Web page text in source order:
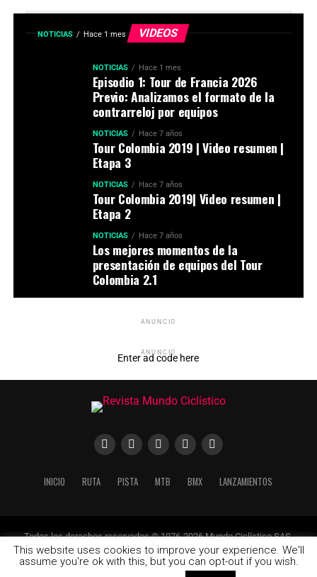
VIDEOS
NOTICIAS Hace 1 mes
NOTICIAS Hace 1 mes
Episodio 1: Tour de Francia 2026
Previo: Analizamos el formato de la
contrarreloj por equipos
NOTICIAS Hace 7 años
Tour Colombia 2019 | Video resumen |
Etapa 3
NOTICIAS Hace 7 años
Tour Colombia 2019| Video resumen |
Etapa 2
NOTICIAS Hace 7 años
Los mejores momentos de la
presentación de equipos del Tour
Colombia 2.1
ANUNCIO
ANUNCIO
Enter ad code here
INICIO RUTA PISTA MTB BMX LANZAMIENTOS
Todos los derechos reservados © 1976-2026 Mundo Ciclístico SAS.
Calle 79 No. 18-34 Of. 602
Tel: (+57) 1 9370461
Email: mundociclistico@gmail.com
This website uses cookies to improve your experience. We'll
assume you're ok with this, but you can opt-out if you wish.